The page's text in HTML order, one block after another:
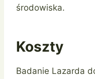
środowiska.
Koszty
Badanie Lazarda